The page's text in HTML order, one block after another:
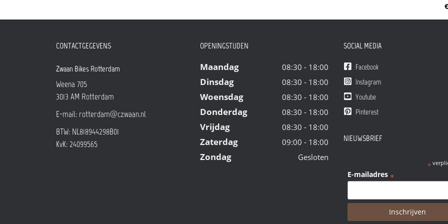
CONTACTGEGEVENS
Zwaan Bikes Rotterdam
Weena 705
3013 AM Rotterdam
E-mail: rotterdam@czwaan.nl
BTW: NL818944298B01
KvK: 24099565
OPENINGSTIJDEN
Maandag 08:30 - 18:00
Dinsdag 08:30 - 18:00
Woensdag 08:30 - 18:00
Donderdag 08:30 - 18:00
Vrijdag 08:30 - 18:00
Zaterdag 09:00 - 18:00
Zondag Gesloten
SOCIAL MEDIA
Facebook
Instagram
Youtube
Pinterest
NIEUWSBRIEF
*
E-mailadres *